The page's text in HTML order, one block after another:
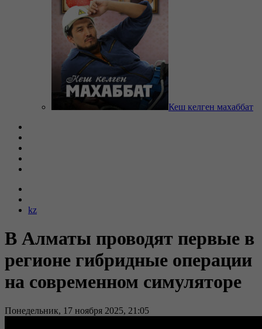
Кеш келген махаббат
kz
В Алматы проводят первые в
регионе гибридные операции
на современном симуляторе
Понедельник, 17 ноября 2025, 21:05